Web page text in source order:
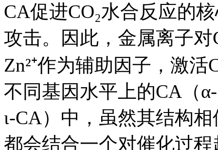
CA促进CO₂水合反应的
攻击。因此，金属离子
Zn²⁺作为辅助因子，激
不同基因水平上的CA（
ι-CA）中，虽然其结构
都会结合一个对催化过